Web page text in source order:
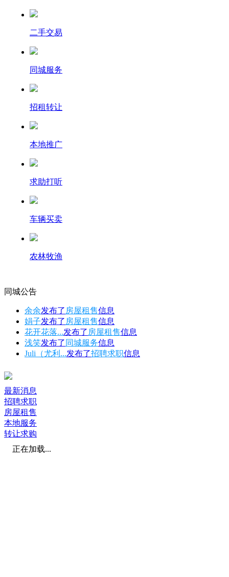
二手交易
同城服务
招租转让
本地推广
求助打听
车辆买卖
农林牧渔
同城公告
余余发布了 房屋租售信息
娟子发布了 房屋租售信息
花开花落...发布了 房屋租售信息
浅笑发布了 同城服务信息
Juli（尤利...发布了招聘求职信息
最新消息
招聘求职
房屋租售
本地服务
转让求购
正在加载...